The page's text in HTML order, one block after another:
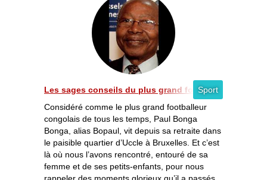
Sport
Les sages conseils du plus grand footballeur
Considéré comme le plus grand footballeur
congolais de tous les temps, Paul Bonga
Bonga, alias Bopaul, vit depuis sa retraite dans
le paisible quartier d’Uccle à Bruxelles. Et c’est
là où nous l’avons rencontré, entouré de sa
femme et de ses petits-enfants, pour nous